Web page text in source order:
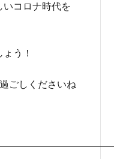
コロナ時代を
う！
ごしくださいね